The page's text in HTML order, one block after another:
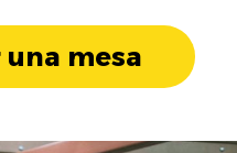
mesa